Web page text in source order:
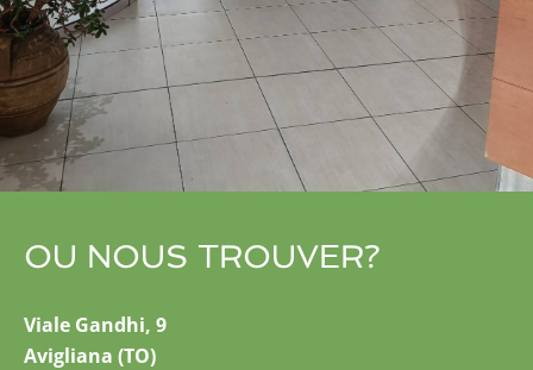
OU NOUS TROUVER?
Viale Gandhi, 9
Avigliana (TO)